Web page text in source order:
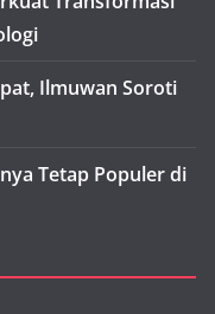
Ilmuwan Soroti
Tetap Populer di